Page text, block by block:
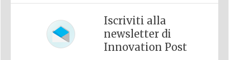
Iscriviti alla
newsletter di
Innovation Post